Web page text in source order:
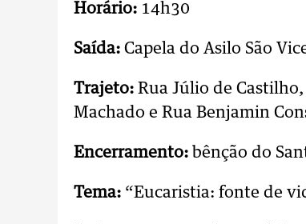
Horário: 14h30
Saída: Capela do Asilo São
Trajeto: Rua Júlio de
Machado e Rua Benjamin
Encerramento: bênção do
Tema: “Eucaristia: fonte de